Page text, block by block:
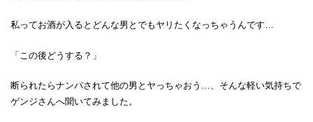
私ってお酒が入るとどんな男とでもヤリたくなっちゃうんです…
「この後どうする？」
断られたらナンパされて他の男とヤっちゃおう…、そんな軽い気持ちで
ゲンジさんへ聞いてみました。